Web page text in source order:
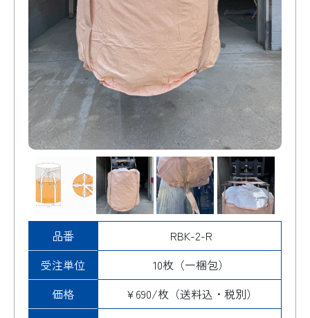
品番
RBK-2-R
受注単位
10枚（一梱包）
価格
¥690/枚（送料込・税別）